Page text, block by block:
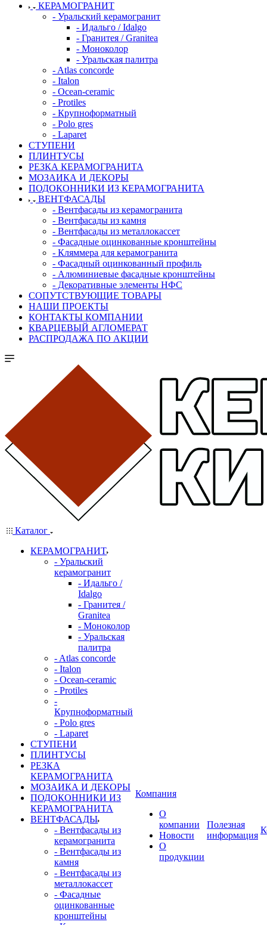
КЕРАМОГРАНИТ
- Уральский керамогранит
- Идальго / Idalgo
- Гранитея / Granitea
- Моноколор
- Уральская палитра
- Atlas concorde
- Italon
- Ocean-ceramic
- Protiles
- Крупноформатный
- Polo gres
- Laparet
СТУПЕНИ
ПЛИНТУСЫ
РЕЗКА КЕРАМОГРАНИТА
МОЗАИКА И ДЕКОРЫ
ПОДОКОННИКИ ИЗ КЕРАМОГРАНИТА
ВЕНТФАСАДЫ
- Вентфасады из керамогранита
- Вентфасады из камня
- Вентфасады из металлокассет
- Фасадные оцинкованные кронштейны
- Кляммера для керамогранита
- Фасадный оцинкованный профиль
- Алюминиевые фасадные кронштейны
- Декоративные элементы НФС
СОПУТСТВУЮЩИЕ ТОВАРЫ
НАШИ ПРОЕКТЫ
КОНТАКТЫ КОМПАНИИ
КВАРЦЕВЫЙ АГЛОМЕРАТ
РАСПРОДАЖА ПО АКЦИИ
Каталог
КЕРАМОГРАНИТ
- Уральский
керамогранит
- Идальго /
Idalgo
- Гранитея /
Granitea
- Моноколор
- Уральская
палитра
- Atlas concorde
- Italon
- Ocean-ceramic
- Protiles
-
Крупноформатный
- Polo gres
- Laparet
СТУПЕНИ
ПЛИНТУСЫ
РЕЗКА
КЕРАМОГРАНИТА
МОЗАИКА И ДЕКОРЫ
ПОДОКОННИКИ ИЗ
КЕРАМОГРАНИТА
ВЕНТФАСАДЫ
- Вентфасады из
керамогранита
- Вентфасады из
камня
- Вентфасады из
металлокассет
- Фасадные
оцинкованные
кронштейны
Компания
О
компании
Новости
О
продукции
Полезная
информация